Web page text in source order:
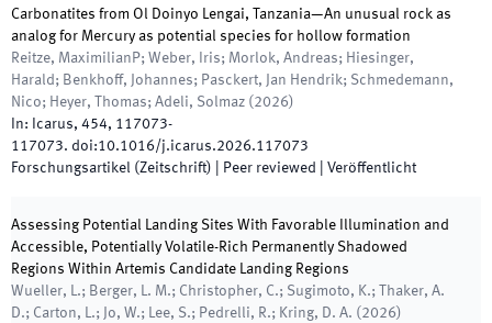
Carbonatites from Ol Doinyo Lengai, Tanzania—An unusual rock as
analog for Mercury as potential species for hollow formation
Reitze, MaximilianP; Weber, Iris; Morlok, Andreas; Hiesinger,
Harald; Benkhoff, Johannes; Pasckert, Jan Hendrik; Schmedemann,
Nico; Heyer, Thomas; Adeli, Solmaz ( 2026)
In:
Icarus, 454, 117073-
117073. doi:10.1016/j.icarus.2026.117073
Forschungsartikel (Zeitschrift) | Peer reviewed Veröffentlicht
Assessing Potential Landing Sites With Favorable Illumination and
Accessible, Potentially Volatile-Rich Permanently Shadowed
Regions Within Artemis Candidate Landing Regions
Wueller, L.; Berger, L. M.; Christopher, C.; Sugimoto, K.; Thaker, A.
D.; Carton, L.; Jo, W.; Lee, S.; Pedrelli, R.; Kring, D. A. ( 2026)